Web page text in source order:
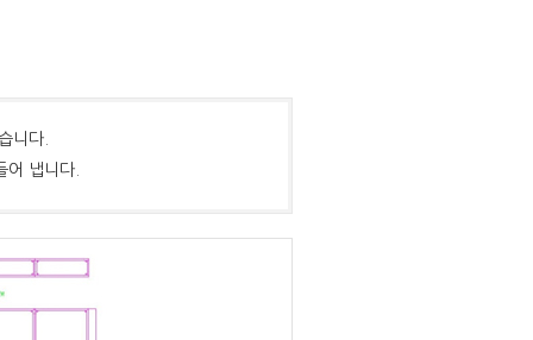
니다.
어 냅니다.